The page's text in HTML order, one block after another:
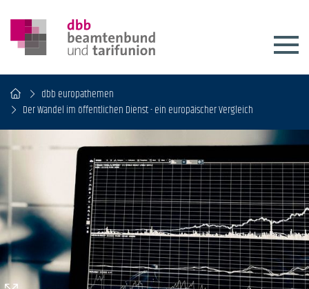
dbb europathemen
Der Wandel im öffentlichen Dienst - ein europäischer Vergleich